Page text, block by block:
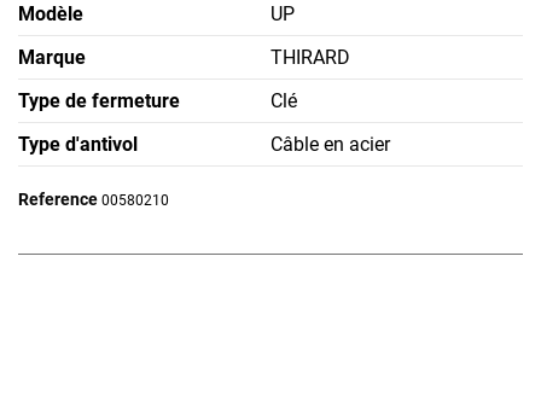
Modèle
UP
Marque
THIRARD
Type de fermeture
Clé
Type d'antivol
Câble en acier
Reference 00580210